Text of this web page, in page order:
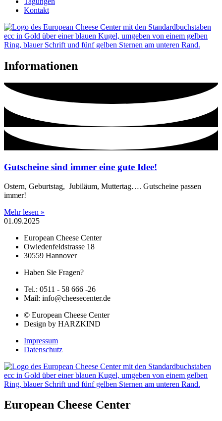
Kontakt
Informationen
Gutscheine sind immer eine gute Idee!
Ostern, Geburtstag, Jubiläum, Muttertag…. Gutscheine passen
immer!
Mehr lesen »
01.09.2025
European Cheese Center
Owiedenfeldstrasse 18
30559 Hannover
Haben Sie Fragen?
Tel.: 0511 - 58 666 -26
Mail: info@cheesecenter.de
© European Cheese Center
Design by HARZKIND
Impressum
Datenschutz
European Cheese Center